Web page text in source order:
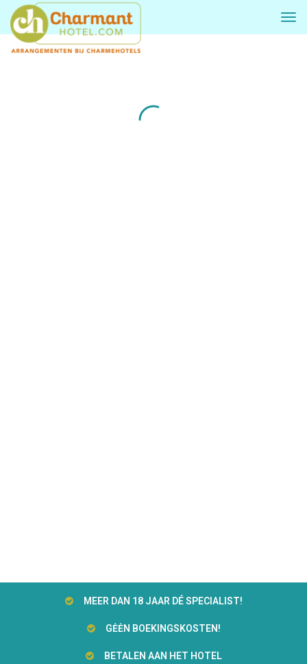
MEER DAN 18 JAAR DÉ SPECIALIST!
GĖĖN BOEKINGSKOSTEN!
BETALEN AAN HET HOTEL